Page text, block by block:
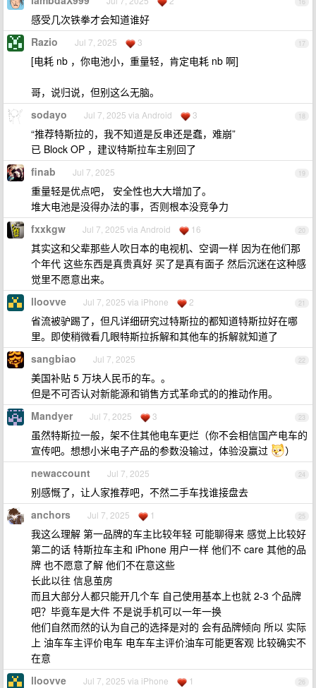
感受几次铁拳才会知道谁好
17
Razio Jul 7, 2025 3
[电耗 nb ，你电池小，重量轻，肯定电耗 nb 啊]
哥，说归说，但别这么无脑。
18
sodayo Jul 7, 2025 via Android 3
“推荐特斯拉的，我不知道是反串还是蠢，难崩”
已 Block OP ，建议特斯拉车主别回了
19
finab Jul 7, 2025
重量轻是优点吧， 安全性也大大增加了。
堆大电池是没得办法的事，否则根本没竞争力
20
fxxkgw Jul 7, 2025 via Android 16
其实这和父辈那些人吹日本的电视机、空调一样 因为在他们那
个年代 这些东西是真贵真好 买了是真有面子 然后沉迷在这种感
觉里不愿意出来。
21
lloovve Jul 7, 2025 via iPhone 2
省流被驴踢了，但凡详细研究过特斯拉的都知道特斯拉好在哪
里。即使稍微看几眼特斯拉拆解和其他车的拆解就知道了
22
sangbiao Jul 7, 2025
美国补贴 5 万块人民币的车。。
但是不可否认对新能源和销售方式革命式的的推动作用。
23
Mandyer Jul 7, 2025 3
虽然特斯拉一般，架不住其他电车更烂（你不会相信国产电车的
宣传吧。想想小米电子产品的参数没输过，体验没赢过
）
24
newaccount Jul 7, 2025
别感慨了，让人家推荐吧，不然二手车找谁接盘去
25
anchors Jul 7, 2025 1
我这么理解 第一品牌的车主比较年轻 可能聊得来 感觉上比较好
第二的话 特斯拉车主和 iPhone 用户一样 他们不 care 其他的品
牌 也不愿意了解 他们不在意这些
长此以往 信息茧房
而且大部分人都只能开几个车 自己使用基本上也就 2-3 个品牌
吧？毕竟车是大件 不是说手机可以一年一换
他们自然而然的认为自己的选择是对的 会有品牌倾向 所以 实际
上 油车车主评价电车 电车车主评价油车可能更客观 比较确实不
在意
26
lloovve Jul 7, 2025 via iPhone 1